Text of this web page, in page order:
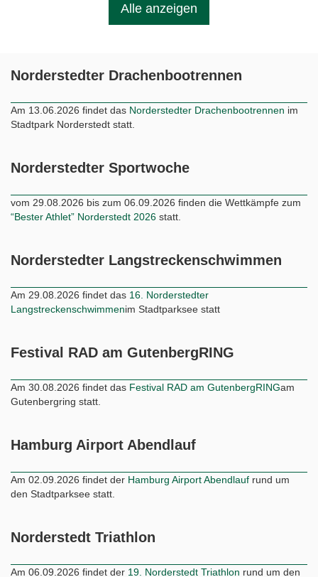
Alle anzeigen
Norderstedter Drachenbootrennen
Am 13.06.2026 findet das Norderstedter Drachenbootrennen im
Stadtpark Norderstedt statt.
Norderstedter Sportwoche
vom 29.08.2026 bis zum 06.09.2026 finden die Wettkämpfe zum
“Bester Athlet” Norderstedt 2026 statt.
Norderstedter Langstreckenschwimmen
Am 29.08.2026 findet das 16. Norderstedter
Langstreckenschwimmenim Stadtparksee statt
Festival RAD am GutenbergRING
Am 30.08.2026 findet das Festival RAD am GutenbergRINGam
Gutenbergring statt.
Hamburg Airport Abendlauf
Am 02.09.2026 findet der Hamburg Airport Abendlauf rund um
den Stadtparksee statt.
Norderstedt Triathlon
Am 06.09.2026 findet der 19. Norderstedt Triathlon rund um den